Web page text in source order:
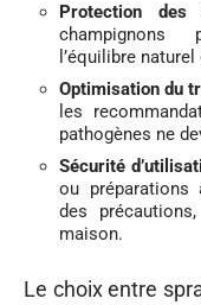
Protection des
champignons
l’équilibre
Optimisation du
les
pathogènes ne
Sécurité
ou préparations
des
maison.
Le choix entre